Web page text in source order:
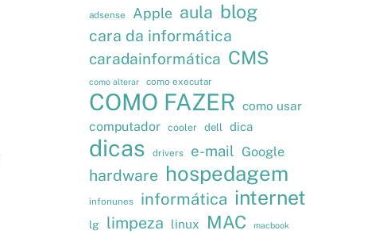
adsense Apple aula blog
cara da informática
caradainformática CMS
como alterar como executar
COMO FAZER como usar
computador cooler dell dica
dicas drivers e-mail Google
hardware hospedagem
infonunes informática internet
lg limpeza linux MAC macbook